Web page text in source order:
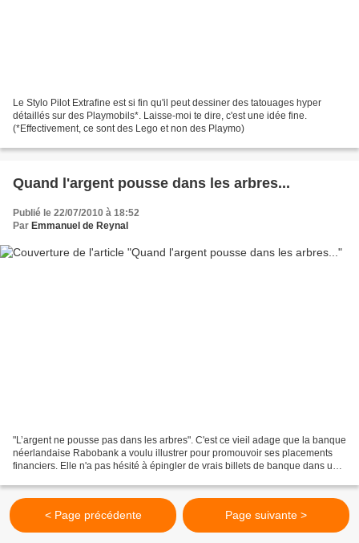
Le Stylo Pilot Extrafine est si fin qu'il peut dessiner des tatouages hyper
détaillés sur des Playmobils*. Laisse-moi te dire, c'est une idée fine.
(*Effectivement, ce sont des Lego et non des Playmo)
Quand l'argent pousse dans les arbres...
Publié le 22/07/2010 à 18:52
Par Emmanuel de Reynal
"L’argent ne pousse pas dans les arbres". C'est ce vieil adage que la banque
néerlandaise Rabobank a voulu illustrer pour promouvoir ses placements
financiers. Elle n'a pas hésité à épingler de vrais billets de banque dans un
< Page précédente Page suivante >